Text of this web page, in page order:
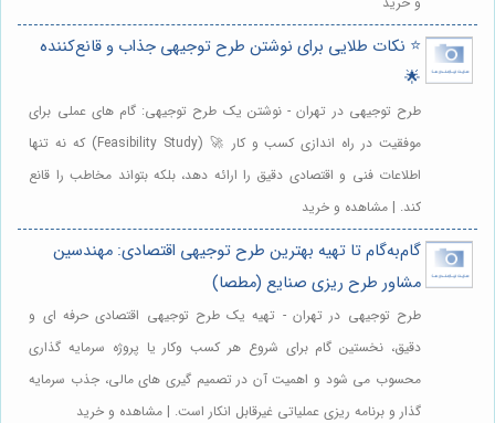
⭐️ نکات طلایی برای نوشتن طرح توجیهی جذاب و قانع‌کننده
🌟
طرح توجیهی در تهران - نوشتن یک طرح توجیهی: گام های عملی برای
موفقیت در راه اندازی کسب و کار 🚀 (Feasibility Study) که نه تنها
اطلاعات فنی و اقتصادی دقیق را ارائه دهد، بلکه بتواند مخاطب را قانع
کند. | مشاهده و خرید
گام‌به‌گام تا تهیه بهترین طرح توجیهی اقتصادی: مهندسین
مشاور طرح ریزی صنایع (مطصا)
طرح توجیهی در تهران - تهیه یک طرح توجیهی اقتصادی حرفه ای و
دقیق، نخستین گام برای شروع هر کسب وکار یا پروژه سرمایه گذاری
محسوب می شود و اهمیت آن در تصمیم گیری های مالی، جذب سرمایه
گذار و برنامه ریزی عملیاتی غیرقابل انکار است. | مشاهده و خرید